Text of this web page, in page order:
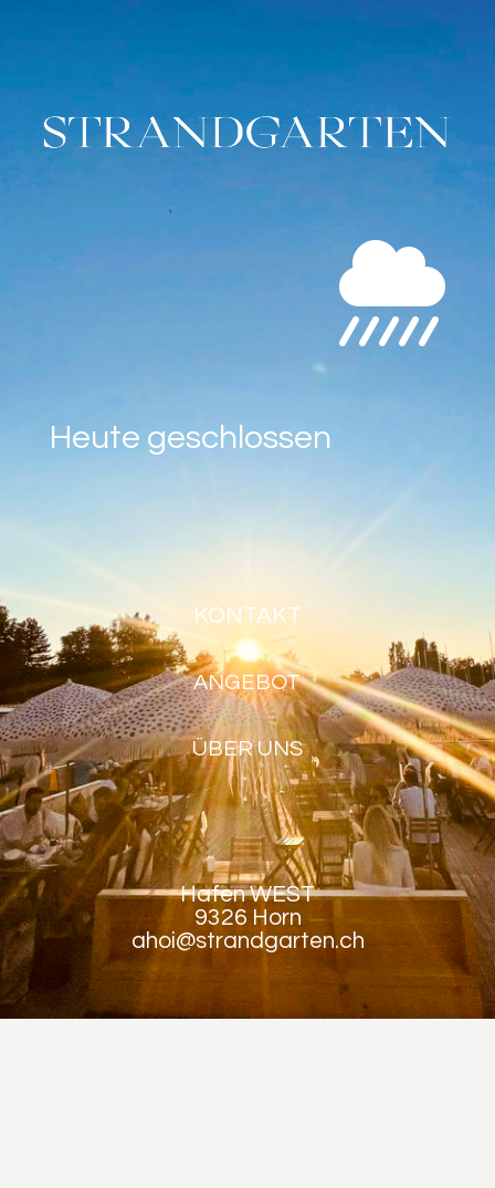

Heute geschlossen
KONTAKT
ANGEBOT
ÜBER UNS
Hafen WEST
9326 Horn
ahoi@strandgarten.ch